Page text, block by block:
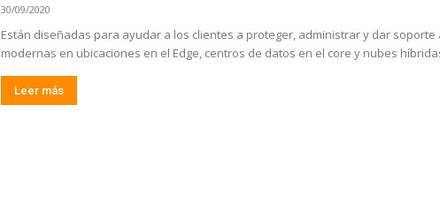
30/09/2020
Están diseñadas para ayudar a los clientes a proteger, administrar y dar
modernas en ubicaciones en el Edge, centros de datos en el core y nubes
Leer más